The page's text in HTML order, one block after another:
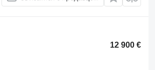
12 900 €